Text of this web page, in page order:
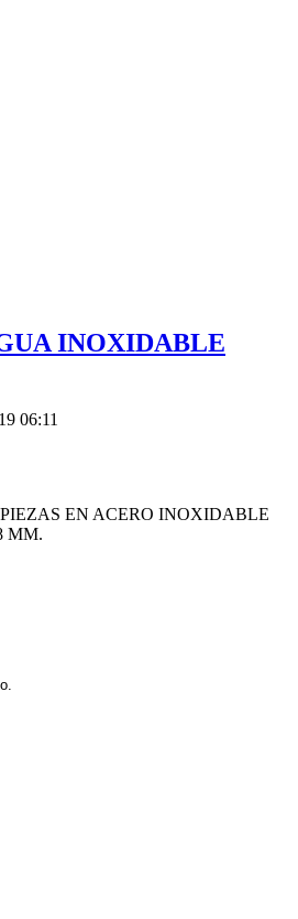
INOXIDABLE
06:11
EN ACERO INOXIDABLE
MM.